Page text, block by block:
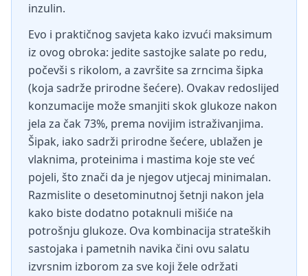
inzulin.
Evo i praktičnog savjeta kako izvući maksimum
iz ovog obroka: jedite sastojke salate po redu,
počevši s rikolom, a završite sa zrncima šipka
(koja sadrže prirodne šećere). Ovakav redoslijed
konzumacije može smanjiti skok glukoze nakon
jela za čak 73%, prema novijim istraživanjima.
Šipak, iako sadrži prirodne šećere, ublažen je
vlaknima, proteinima i mastima koje ste već
pojeli, što znači da je njegov utjecaj minimalan.
Razmislite o desetominutnoj šetnji nakon jela
kako biste dodatno potaknuli mišiće na
potrošnju glukoze. Ova kombinacija strateških
sastojaka i pametnih navika čini ovu salatu
izvrsnim izborom za sve koji žele održati